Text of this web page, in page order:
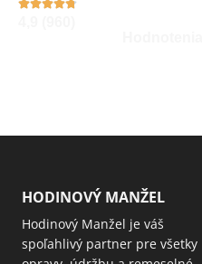
HODINOVÝ MANŽEL
Hodinový Manžel je váš
spoľahlivý partner pre všetky